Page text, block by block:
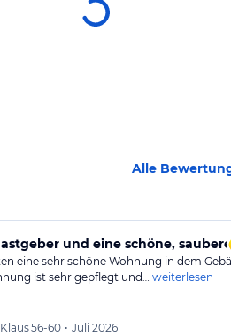
Alle
und eine schöne,
eine sehr schöne Wohnung in dem
ist sehr gepflegt und… weiterlesen
Klaus56-60 • Juli 2026